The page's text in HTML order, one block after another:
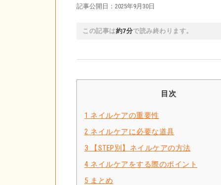
記事公開日：2025年9月30日
この記事は約7分で読み終わります。
目次
1 ネイルケアの重要性
2 ネイルケアに必要な道具
3 【STEP別】ネイルケアの方法
4 ネイルケアをする際のポイント
5 まとめ